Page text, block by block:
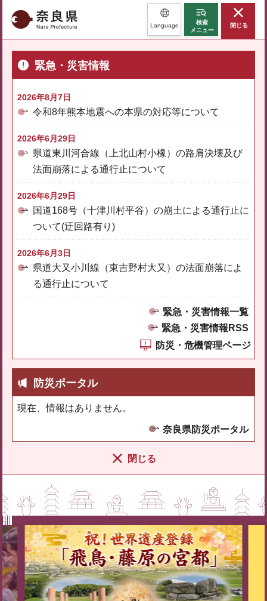
奈良県 Language
検索
メニュー
閉じる
緊急・災害情報
2026年8月7日
令和8年熊本地震への本県の対応等について
2026年6月29日
県道東川河合線（上北山村小橡）の路肩決壊及び
法面崩落による通行止について
2026年6月29日
国道168号（十津川村平谷）の崩土による通行止に
ついて(迂回路有り)
2026年6月3日
県道大又小川線（東吉野村大又）の法面崩落によ
る通行止について
緊急・災害情報一覧
緊急・災害情報RSS
防災・危機管理ページ
防災ポータル
現在、情報はありません。
奈良県防災ポータル
閉じる